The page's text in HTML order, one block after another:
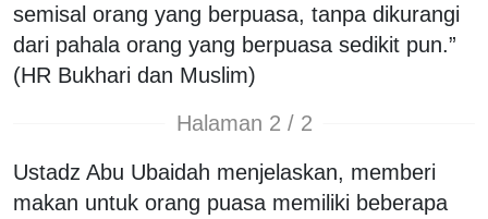
semisal orang yang berpuasa, tanpa dikurangi
dari pahala orang yang berpuasa sedikit pun.”
(HR Bukhari dan Muslim)
Halaman 2 / 2
Ustadz Abu Ubaidah menjelaskan, memberi
makan untuk orang puasa memiliki beberapa